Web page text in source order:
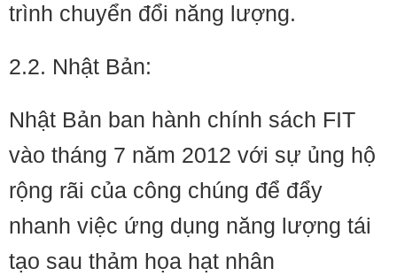
trình chuyển đổi năng lượng.
2.2. Nhật Bản:
Nhật Bản ban hành chính sách FIT
vào tháng 7 năm 2012 với sự ủng hộ
rộng rãi của công chúng để đẩy
nhanh việc ứng dụng năng lượng tái
tạo sau thảm họa hạt nhân